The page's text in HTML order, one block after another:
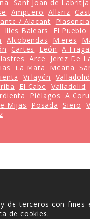
Sant Joan de Labritja
Ampuero Allariz
/ Alacant
Plasencia
Illes Balears
El Pueblo
Alcobendas Mieres
Cartes León A Fraga
Arce Jerez De
La Mata Moaña
Villayón Valladolid
El Cabo Valladolid
Piélagos A
Mijas
Posada Siero
de terceros con fines
de cookies.